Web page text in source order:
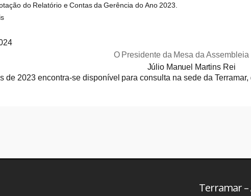
do Relatório eContas da Gerência do Ano 2023.
O Presidente da Mesa daAssembleia
Júlio Manuel Martins Rei
de 2023 encontra-se disponível para consulta na sede da
Terramar –